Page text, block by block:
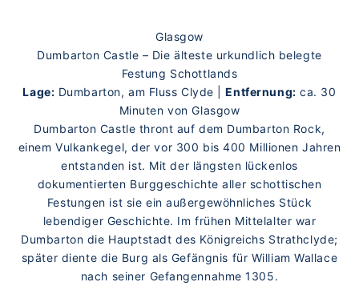
Glasgow
Dumbarton Castle – Die älteste urkundlich belegte
Festung Schottlands
Lage: Dumbarton, am Fluss Clyde |Entfernung: ca. 30
Minuten von Glasgow
Dumbarton Castle thront auf dem Dumbarton Rock,
einem Vulkankegel, der vor 300 bis 400 Millionen Jahren
entstanden ist. Mit der längsten lückenlos
dokumentierten Burggeschichte aller schottischen
Festungen ist sie ein außergewöhnliches Stück
lebendiger Geschichte. Im frühen Mittelalter war
Dumbarton die Hauptstadt des Königreichs Strathclyde;
später diente die Burg als Gefängnis für William Wallace
nach seiner Gefangennahme 1305.